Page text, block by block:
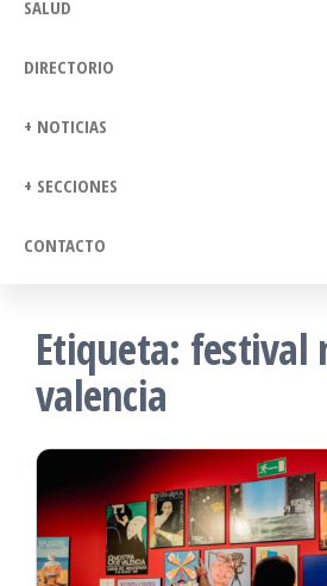
SALUD
DIRECTORIO
+ NOTICIAS
+ SECCIONES
CONTACTO
Etiqueta: festival
valencia